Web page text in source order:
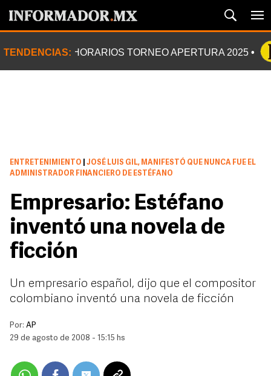
TENDENCIAS: HORARIOS TORNEO APERTURA 2025
ENTRETENIMIENTO
JOSÉ LUIS GIL, MANIFESTÓ QUE NUNCA FUE EL
ADMINISTRADOR FINANCIERO DE ESTÉFANO
Empresario: Estéfano
inventó una novela de
ficción
Un empresario español, dijo que el compositor
colombiano inventó una novela de ficción
Por: AP
29 de agosto de 2008 - 15:15 hs